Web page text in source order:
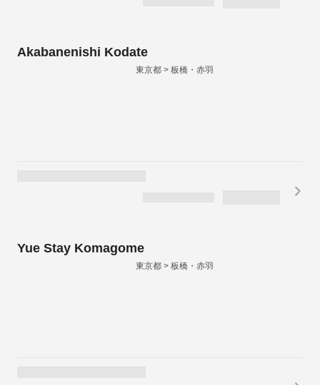
Akabanenishi Kodate
東京都 > 板橋・赤羽
Yue Stay Komagome
東京都 > 板橋・赤羽